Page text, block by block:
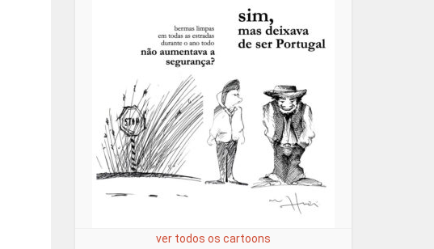
ver todos os cartoons